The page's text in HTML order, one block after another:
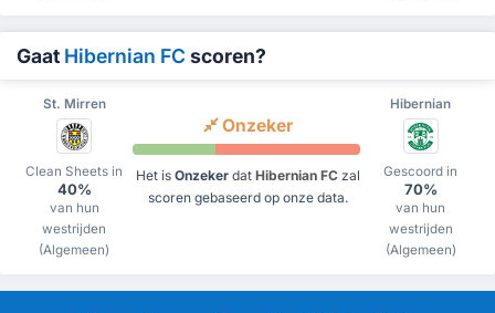
Gaat Hibernian FC scoren?
St. Mirren Hibernian
Clean Sheets in
40%
van hun
westrijden
(Algemeen)
Onzeker
Het is Onzekerdat Hibernian FCzal
scoren gebaseerd op onze data.
Gescoord in
70%
van hun
westrijden
(Algemeen)